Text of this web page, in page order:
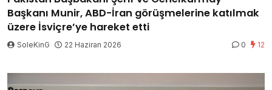
Başkanı Munir, ABD-İran görüşmelerine katılmak
üzere İsviçre’ye hareket etti
SoleKinG 22 Haziran 2026 0 12